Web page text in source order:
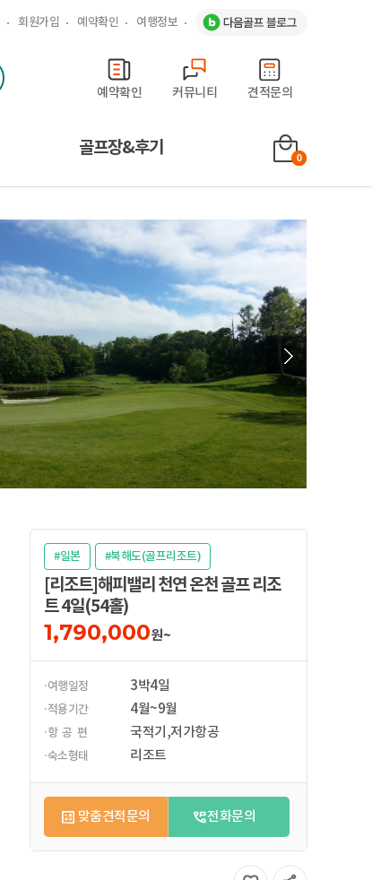
회원가입 예약확인 여행정보
견적문의
커뮤니티
예약확인
0
골프장&후기
Next
#일본 #북해도(골프리조트)
[리조트]해피밸리 천연 온천 골프 리조
트 4일(54홀)
1,790,000원~
·여행일정 3박4일
·적용기간 4월~9월
·항 공 편 국적기,저가항공
·숙소형태 리조트
맞춤견적문의 전화문의